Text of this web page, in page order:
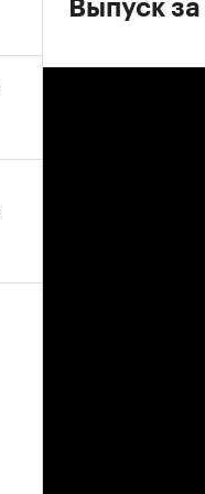
Выпуск